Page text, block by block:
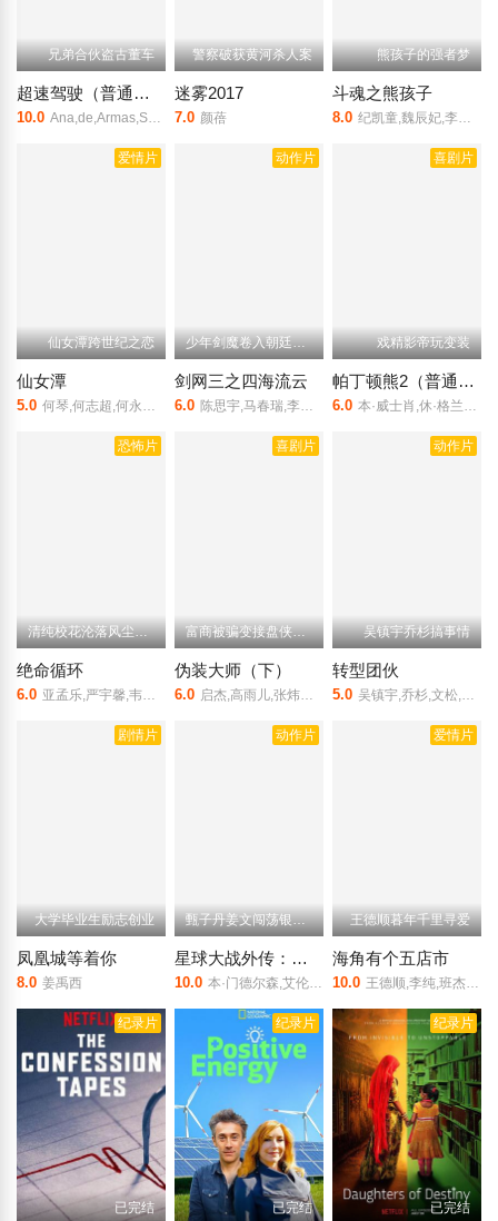
兄弟合伙盗古董车
超速驾驶（普通话）
10.0 Ana,de,Armas,Scott,Eastwood,盖亚·维斯
警察破获黄河杀人案
迷雾2017
7.0 颜蓓
熊孩子的强者梦
斗魂之熊孩子
8.0 纪凯童,魏辰妃,李华,申泰明,鲍康儿
爱情片
仙女潭跨世纪之恋
仙女潭
5.0 何琴,何志超,何永龙,马林锋
动作片
少年剑魔卷入朝廷纷争
剑网三之四海流云
6.0 陈思宇,马春瑞,李向哲
喜剧片
戏精影帝玩变装
帕丁顿熊2（普通话）
6.0 本·威士肖,休·格兰特,休·博内威利,莎莉·霍金斯,萨缪尔·乔斯林
恐怖片
清纯校花沦落风尘变舞女
绝命循环
6.0 亚孟乐,严宇馨,韦依,李治源
喜剧片
富商被骗变接盘侠倾家荡产
伪装大师（下）
6.0 启杰,高雨儿,张炜迅,夏星,张惠程,杨静,闫锐
动作片
吴镇宇乔杉搞事情
转型团伙
5.0 吴镇宇,乔杉,文松,吴费曼,任达华
剧情片
大学毕业生励志创业
凤凰城等着你
8.0 姜禹西
动作片
甄子丹姜文闯荡银河系
星球大战外传：侠盗一号（普通话）
10.0 本·门德尔森,艾伦·图代克
爱情片
王德顺暮年千里寻爱
海角有个五店市
10.0 王德顺,李纯,班杰,胡小玲
纪录片
已完结
纪录片
已完结
纪录片
已完结